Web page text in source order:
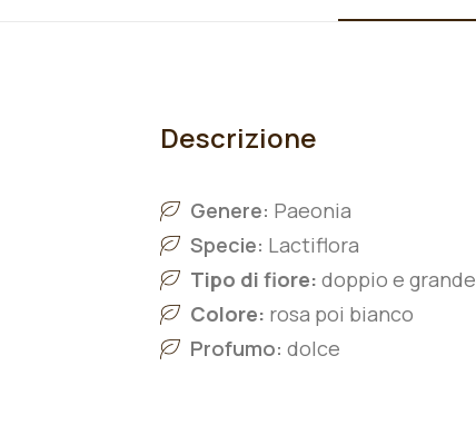
Descrizione
Genere: Paeonia
Specie: Lactiflora
Tipo di fiore: doppio e grande
Colore: rosa poi bianco
Profumo: dolce